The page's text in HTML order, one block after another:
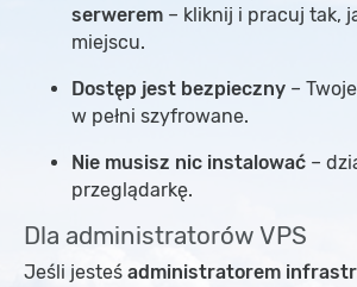
serwerem – kliknij i pracuj tak,
miejscu.
Dostęp jest bezpieczny –
w pełni szyfrowane.
Nie musisz nic instalować –
przeglądarkę.
Dla administratorów VPS
Jeśli jesteś administratorem